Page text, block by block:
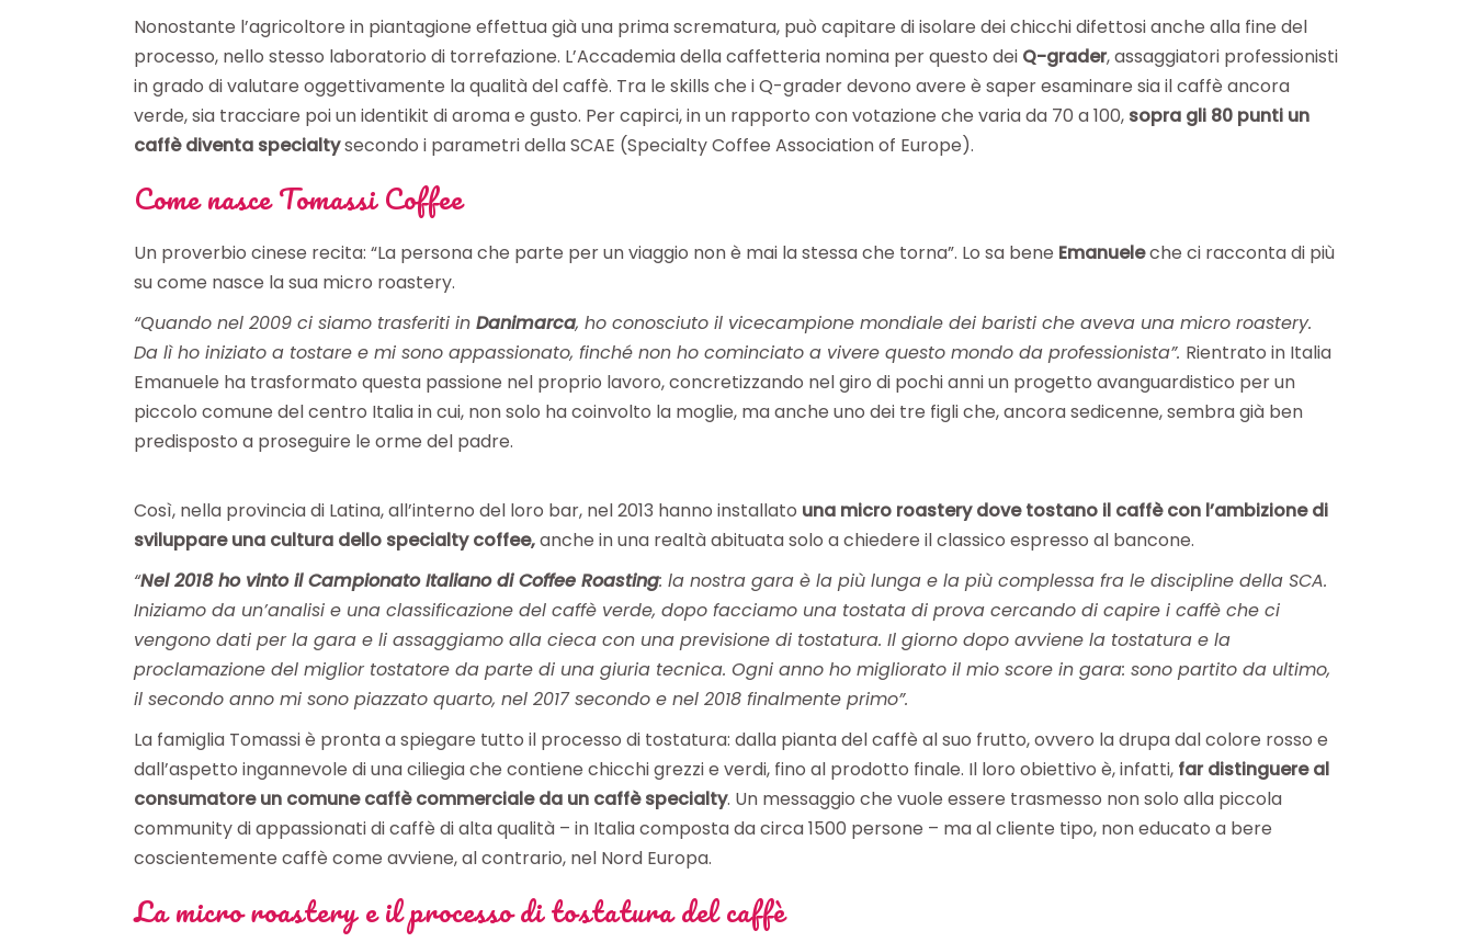
Nonostante l’agricoltore in piantagione effettua già una prima scrematura, può capitare di isolare dei chicchi difettosi anche alla fine del
processo, nello stesso laboratorio di torrefazione. L’Accademia della caffetteria nomina per questo dei Q-grader, assaggiatori professionisti
in grado di valutare oggettivamente la qualità del caffè. Tra le skills che i Q-grader devono avere è saper esaminare sia il caffè ancora
verde, sia tracciare poi un identikit di aroma e gusto. Per capirci, in un rapporto con votazione che varia da 70 a 100, sopra gli 80 punti un
caffè diventa specialtysecondo i parametri della SCAE (Specialty Coffee Association of Europe).
Come nasce Tomassi Coffee
Un proverbio cinese recita: “La persona che parte per un viaggio non è mai la stessa che torna”. Lo sa bene Emanueleche ci racconta di più
su come nasce la sua micro roastery.
“Quando nel 2009 ci siamo trasferiti in Danimarca, ho conosciuto il vicecampione mondiale dei baristi che aveva una micro roastery.
Da lì ho iniziato a tostare e mi sono appassionato, finché non ho cominciato a vivere questo mondo da professionista”. Rientrato in Italia
Emanuele ha trasformato questa passione nel proprio lavoro, concretizzando nel giro di pochi anni un progetto avanguardistico per un
piccolo comune del centro Italia in cui, non solo ha coinvolto la moglie, ma anche uno dei tre figli che, ancora sedicenne, sembra già ben
predisposto a proseguire le orme del padre.
Così, nella provincia di Latina, all’interno del loro bar, nel 2013 hanno installato una micro roastery dove tostano il caffè con l’ambizione di
sviluppare una cultura dello specialty coffee,anche in una realtà abituata solo a chiedere il classico espresso al bancone.
“Nel 2018 ho vinto il Campionato Italiano di Coffee Roasting: la nostra gara è la più lunga e la più complessa fra le discipline della SCA.
Iniziamo da un’analisi e una classificazione del caffè verde, dopo facciamo una tostata di prova cercando di capire i caffè che ci
vengono dati per la gara e li assaggiamo alla cieca con una previsione di tostatura. Il giorno dopo avviene la tostatura e la
proclamazione del miglior tostatore da parte di una giuria tecnica. Ogni anno ho migliorato il mio score in gara: sono partito da ultimo,
il secondo anno mi sono piazzato quarto, nel 2017 secondo e nel 2018 finalmente primo”.
La famiglia Tomassi è pronta a spiegare tutto il processo di tostatura: dalla pianta del caffè al suo frutto, ovvero la drupa dal colore rosso e
dall’aspetto ingannevole di una ciliegia che contiene chicchi grezzi e verdi, fino al prodotto finale. Il loro obiettivo è, infatti, far distinguere al
consumatore un comune caffè commerciale da un caffè specialty. Un messaggio che vuole essere trasmesso non solo alla piccola
community di appassionati di caffè di alta qualità – in Italia composta da circa 1500 persone – ma al cliente tipo, non educato a bere
coscientemente caffè come avviene, al contrario, nel Nord Europa.
La micro roastery e il processo di tostatura del caffè